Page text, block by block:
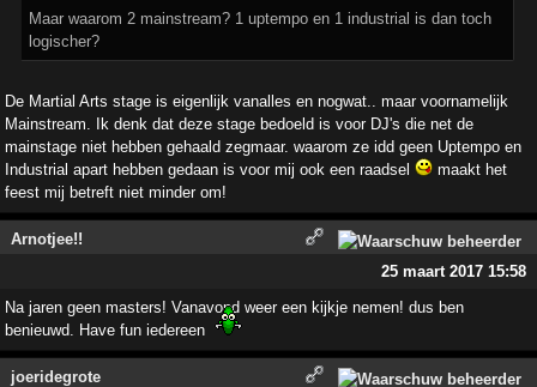
Maar waarom 2 mainstream? 1 uptempo en 1 industrial is dan toch
logischer?
De Martial Arts stage is eigenlijk vanalles en nogwat.. maar voornamelijk
Mainstream. Ik denk dat deze stage bedoeld is voor DJ's die net de
mainstage niet hebben gehaald zegmaar. waarom ze idd geen Uptempo en
Industrial apart hebben gedaan is voor mij ook een raadsel
maakt het
feest mij betreft niet minder om!
Arnotjee!!
25 maart 2017 15:58
Na jaren geen masters! Vanavond weer een kijkje nemen! dus ben
benieuwd. Have fun iedereen
joeridegrote